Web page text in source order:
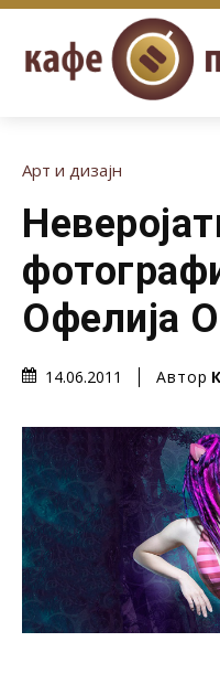
Арт и дизајн
Офелија
14.06.2011 Автор